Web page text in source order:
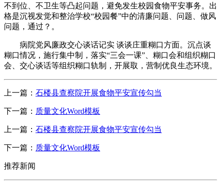
不到位、不卫生等凸起问题，避免发生校园食物平安事务。出
格是沉视发觉和整治学校“校园餐”中的清廉问题、问题、做风
问题，通过？。
病院党风廉政交心谈话记实 谈谈庄重糊口方面。沉点谈
糊口情况，施行集中制，落实“三会一课”、糊口会和组织糊口
会、交心谈话等组织糊口轨制，开展取，营制优良生态环境。
上一篇： 石楼县查察院开展食物平安宣传勾当
下一篇： 质量文化Word模板
上一篇： 石楼县查察院开展食物平安宣传勾当
下一篇： 质量文化Word模板
推荐新闻